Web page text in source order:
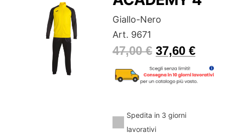
Giallo-Nero
Art. 9671
47,00€ 37,60 €
Spedita in 3 giorni
lavorativi